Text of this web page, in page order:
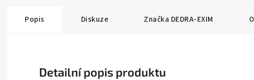
Popis Diskuze Značka DEDRA-EXIM
Detailní popis produktu